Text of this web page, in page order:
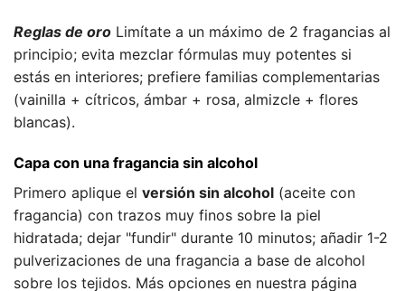
Reglas de oro Limítate a un máximo de 2 fragancias al
principio; evita mezclar fórmulas muy potentes si
estás en interiores; prefiere familias complementarias
(vainilla + cítricos, ámbar + rosa, almizcle + flores
blancas).
Capa con una fragancia sin alcohol
Primero aplique el versión sin alcohol (aceite con
fragancia) con trazos muy finos sobre la piel
hidratada; dejar "fundir" durante 10 minutos; añadir 1-2
pulverizaciones de una fragancia a base de alcohol
sobre los tejidos. Más opciones en nuestra página